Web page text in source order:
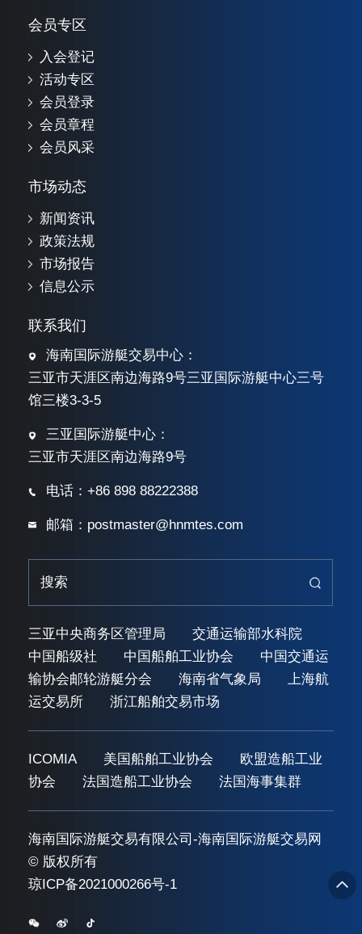
会员专区
入会登记
活动专区
会员登录
会员章程
会员风采
市场动态
新闻资讯
政策法规
市场报告
信息公示
联系我们
海南国际游艇交易中心：
三亚市天涯区南边海路9号三亚国际游艇中心三号
馆三楼3-3-5
三亚国际游艇中心：
三亚市天涯区南边海路9号
电话：+86 898 88222388
邮箱：postmaster@hnmtes.com
三亚中央商务区管理局
交通运输部水科院
中国船级社
中国船舶工业协会
中国交通运
输协会邮轮游艇分会
海南省气象局
上海航
运交易所
浙江船舶交易市场
ICOMIA 美国船舶工业协会
欧盟造船工业
协会
法国造船工业协会 法国海事集群
海南国际游艇交易有限公司-海南国际游艇交易网
© 版权所有
琼ICP备2021000266号-1